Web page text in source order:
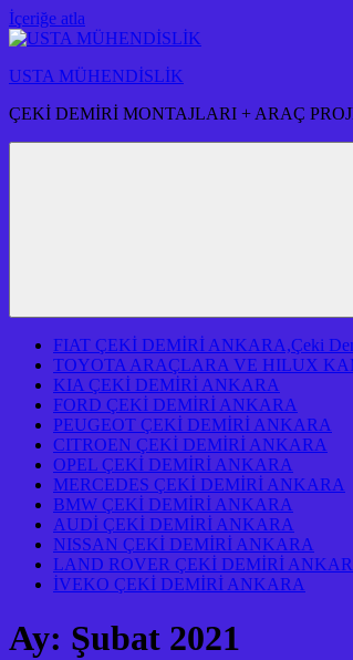
İçeriğe atla
USTA MÜHENDİSLİK
ÇEKİ DEMİRİ MONTAJLARI + ARAÇ
FIAT ÇEKİ DEMİRİ ANKARA,Çeki
TOYOTA ARAÇLARA VE HILUX
KIA ÇEKİ DEMİRİ ANKARA
FORD ÇEKİ DEMİRİ ANKARA
PEUGEOT ÇEKİ DEMİRİ ANKARA
CITROEN ÇEKİ DEMİRİ ANKARA
OPEL ÇEKİ DEMİRİ ANKARA
MERCEDES ÇEKİ DEMİRİ ANKARA
BMW ÇEKİ DEMİRİ ANKARA
AUDİ ÇEKİ DEMİRİ ANKARA
NISSAN ÇEKİ DEMİRİ ANKARA
LAND ROVER ÇEKİ DEMİRİ
İVEKO ÇEKİ DEMİRİ ANKARA
Ay: Şubat 2021